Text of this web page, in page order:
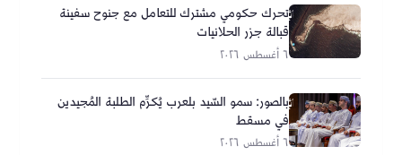
تحرك حكومي مشترك للتعامل مع جنوح سفينة
قبالة جزر الحلانيات
٦ أغسطس ٢٠٢٦
بالصور: سمو السّيد بلعرب يُكرِّم الطلبة المُجيدين
في مسقط
٦ أغسطس ٢٠٢٦